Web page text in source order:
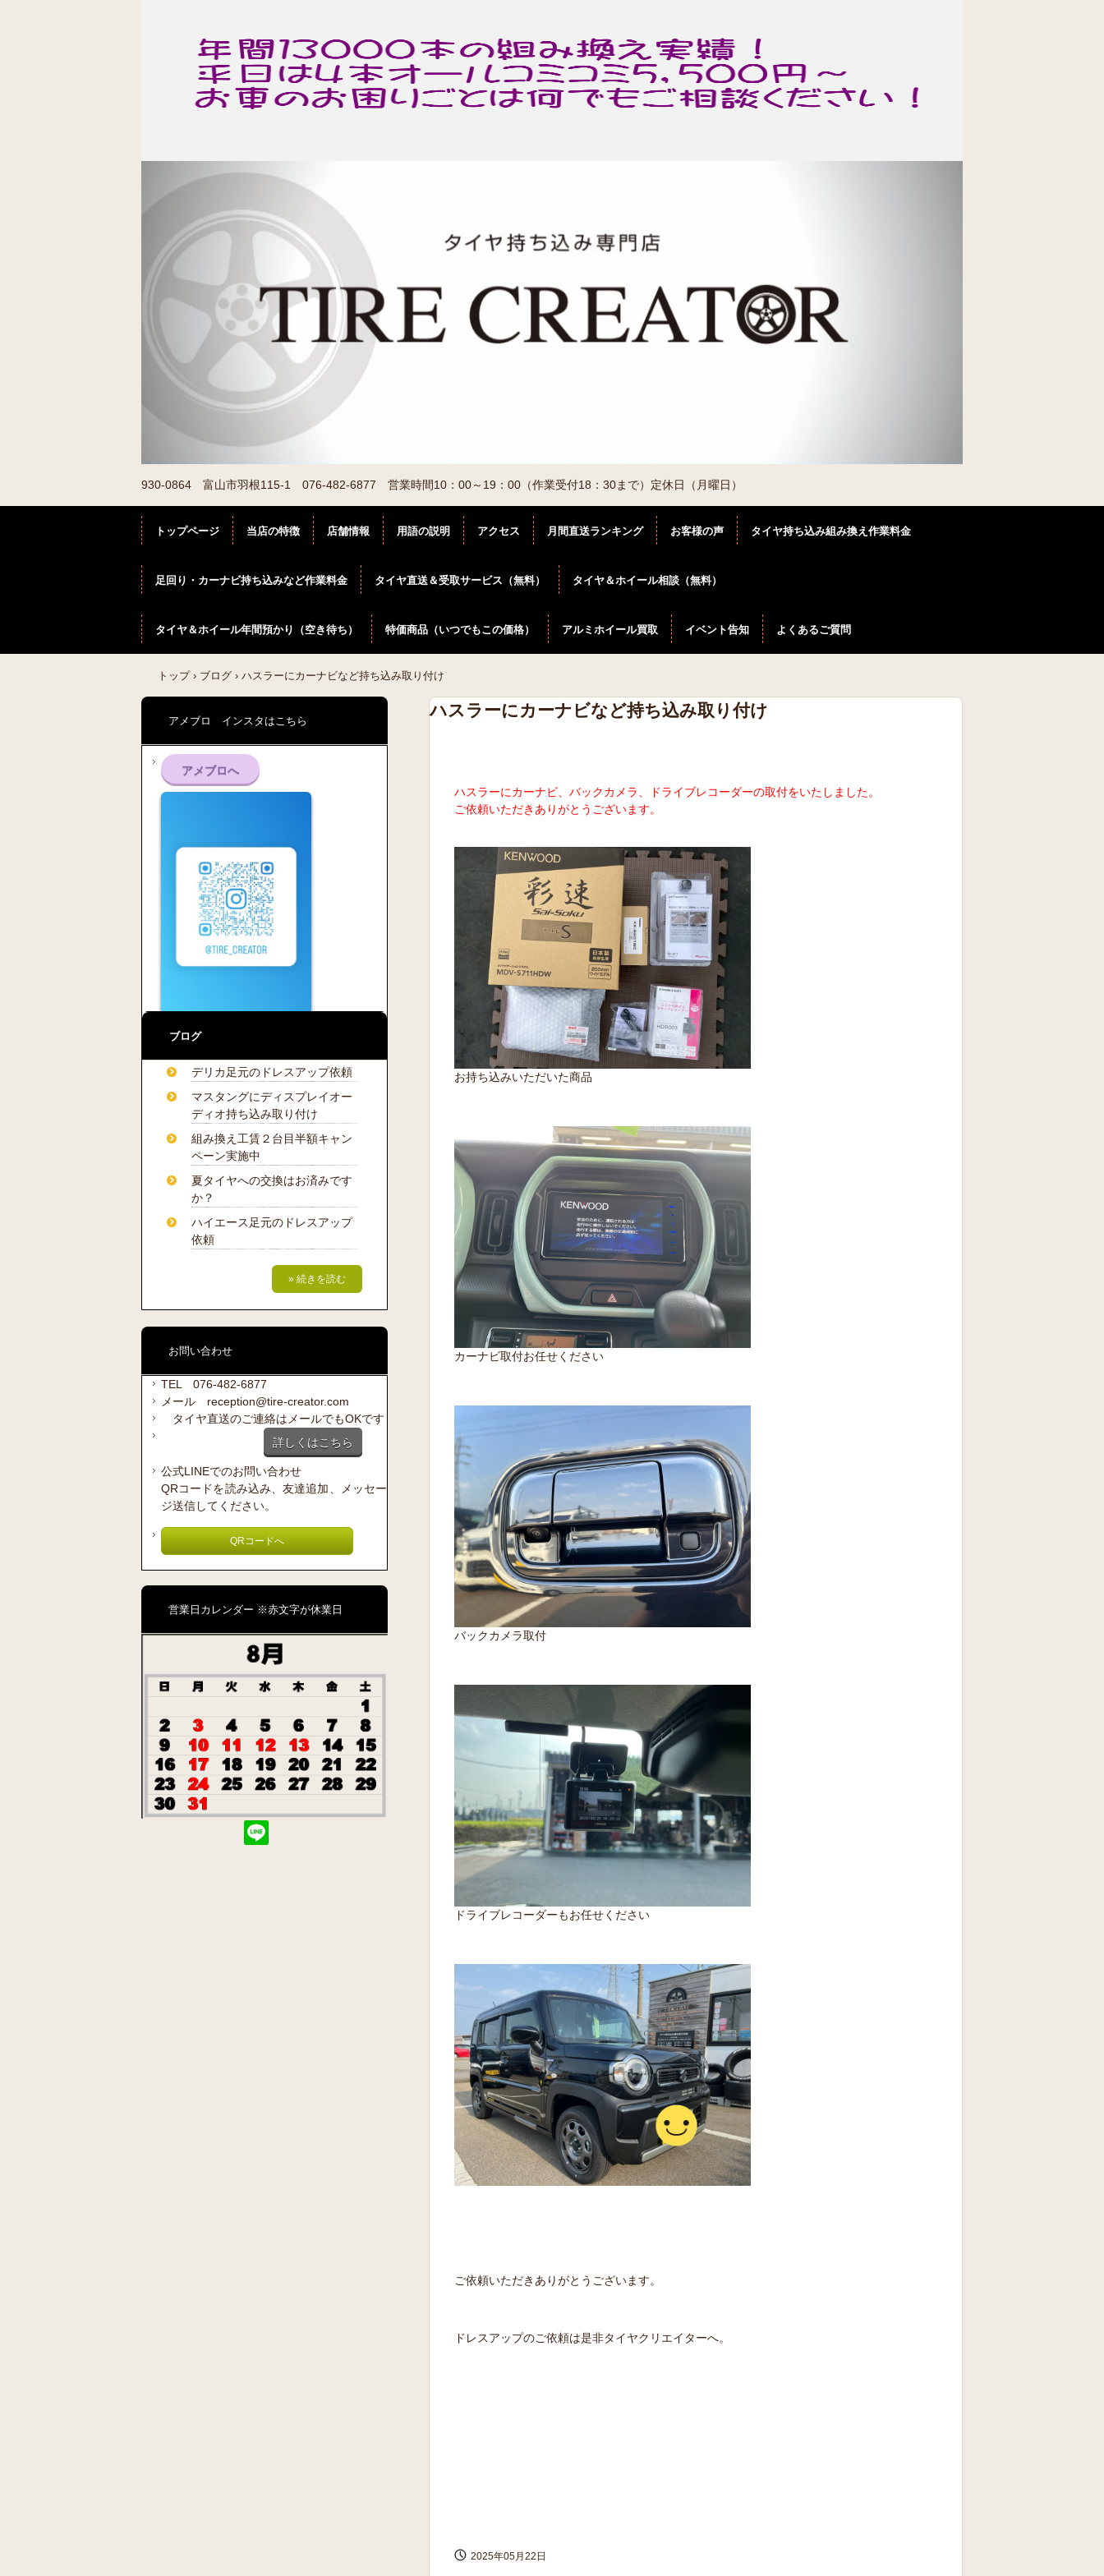
930-0864 富山市羽根115-1 076-482-6877 営業時間10：00～19：00（作業受付18：30まで）定休日（月曜日）
トップページ 当店の特徴 店舗情報 用語の説明 アクセス 月間直送ランキング お客様の声 タイヤ持ち込み組み換え作業料金
足回り・カーナビ持ち込みなど作業料金 タイヤ直送＆受取サービス（無料） タイヤ＆ホイール相談（無料）
タイヤ＆ホイール年間預かり（空き待ち） 特価商品（いつでもこの価格） アルミホイール買取 イベント告知 よくあるご質問
トップ › ブログ › ハスラーにカーナビなど持ち込み取り付け
ハスラーにカーナビなど持ち込み取り付け
ハスラーにカーナビ、バックカメラ、ドライブレコーダーの取付をいたしました。
ご依頼いただきありがとうございます。
お持ち込みいただいた商品
カーナビ取付お任せください
バックカメラ取付
ドライブレコーダーもお任せください
ご依頼いただきありがとうございます。
ドレスアップのご依頼は是非タイヤクリエイターへ。
2025年05月22日
アメブロ インスタはこちら
アメブロへ
ブログ
デリカ足元のドレスアップ依頼
マスタングにディスプレイオー
ディオ持ち込み取り付け
組み換え工賃２台目半額キャン
ペーン実施中
夏タイヤへの交換はお済みです
か？
ハイエース足元のドレスアップ
依頼
» 続きを読む
お問い合わせ
TEL 076-482-6877
メール reception@tire-creator.com
タイヤ直送のご連絡はメールでもOKです
詳しくはこちら
公式LINEでのお問い合わせ
QRコードを読み込み、友達追加、メッセー
ジ送信してください。
QRコードへ
営業日カレンダー ※赤文字が休業日